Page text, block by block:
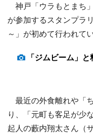
神戸「ウラもとまち
が参加するスタンプラ
～」が初めて行われてい
「ジムビーム」
最近の外食離れや「
り、「元町も客足が少
起人の藪内翔太さん（